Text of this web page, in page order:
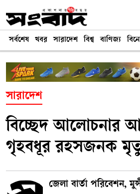
সর্বশেষ খবর সারাদেশ বিশ্ব বাণিজ্য
সারাদেশ
বিচ্ছেদ আলোচনার
গৃহবধূর রহসজনক
জেলা বার্তা পরিবেশন,